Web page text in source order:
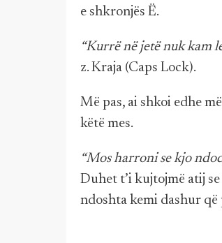
e shkronjës Ë.
“Kurrë në jetë nuk kam
z. Kraja (Caps Lock).
Më pas, ai shkoi edhe
këtë mes.
“Mos harroni se kjo
Duhet t’i kujtojmë atij
ndoshta kemi dashur që